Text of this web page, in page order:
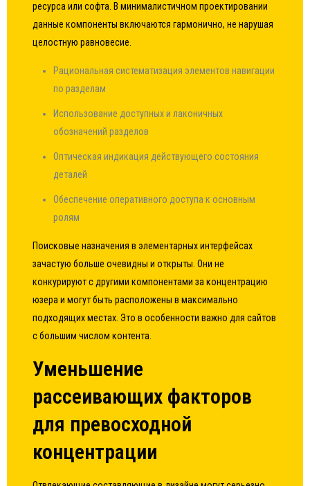
ресурса или софта. В минималистичном проектировании
данные компоненты включаются гармонично, не нарушая
целостную равновесие.
Рациональная систематизация элементов навигации
по разделам
Использование доступных и лаконичных
обозначений разделов
Оптическая индикация действующего состояния
деталей
Обеспечение оперативного доступа к основным
ролям
Поисковые назначения в элементарных интерфейсах
зачастую больше очевидны и открыты. Они не
конкурируют с другими компонентами за концентрацию
юзера и могут быть расположены в максимально
подходящих местах. Это в особенности важно для сайтов
с большим числом контента.
Уменьшение
рассеивающих факторов
для превосходной
концентрации